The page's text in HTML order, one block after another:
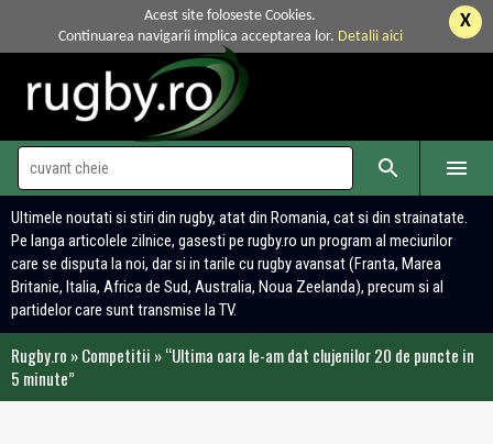
X
Acest site foloseste Cookies.
Continuarea navigarii implica acceptarea lor. Detalii aici
 
Ultimele noutati si stiri din rugby, atat din Romania, cat si din strainatate.
Pe langa articolele zilnice, gasesti pe rugby.ro un program al meciurilor
care se disputa la noi, dar si in tarile cu rugby avansat (Franta, Marea
Britanie, Italia, Africa de Sud, Australia, Noua Zeelanda), precum si al
partidelor care sunt transmise la TV.
Rugby.ro »Competitii »“Ultima oara le-am dat clujenilor 20 de puncte in
5 minute”